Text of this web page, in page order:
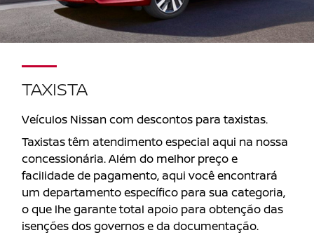
TAXISTA
Veículos Nissan com descontos para taxistas.
Taxistas têm atendimento especial aqui na nossa
concessionária. Além do melhor preço e
facilidade de pagamento, aqui você encontrará
um departamento específico para sua categoria,
o que lhe garante total apoio para obtenção das
isenções dos governos e da documentação.